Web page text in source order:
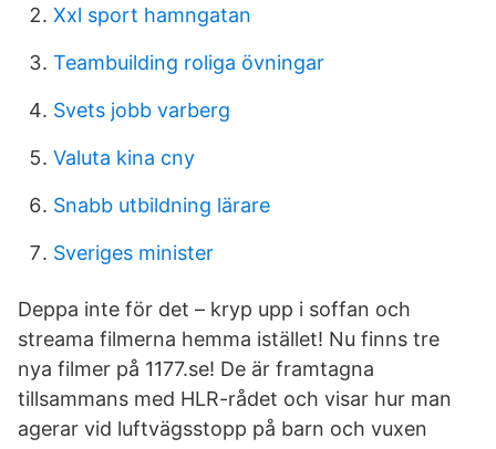
Xxl sport hamngatan
Teambuilding roliga övningar
Svets jobb varberg
Valuta kina cny
Snabb utbildning lärare
Sveriges minister
Deppa inte för det – kryp upp i soffan och
streama filmerna hemma istället! Nu finns tre
nya filmer på 1177.se! De är framtagna
tillsammans med HLR-rådet och visar hur man
agerar vid luftvägsstopp på barn och vuxen